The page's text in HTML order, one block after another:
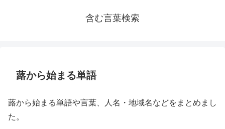
含む言葉検索
蕗から始まる単語
蕗から始まる単語や言葉、人名・地域名などをまとめまし
た。